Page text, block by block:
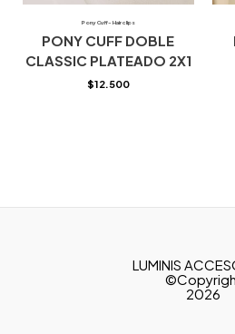
Pony Cuff- Hair clips
PONY CUFF DOBLE
CLASSIC PLATEADO 2X1
$12.500
LUMINIS
2026